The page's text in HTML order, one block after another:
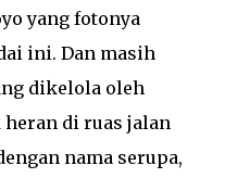
yang fotonya
ini. Dan masih
dikelola oleh
di ruas jalan
nama serupa,